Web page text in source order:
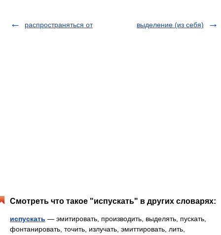
распространяться от выделение (из себя)
Смотреть что такое "испускать" в других словарях:
испускать — эмитировать, производить, выделять, пускать,
фонтанировать, точить, излучать, эмиттировать, лить,